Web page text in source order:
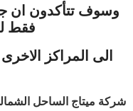
وسوف تتأكدون ان
فقط
الى المراكز
شركة ميتاج الساحل